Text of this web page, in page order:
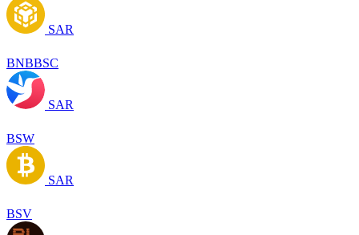
SAR
BNBBSC
SAR
BSW
SAR
BSV